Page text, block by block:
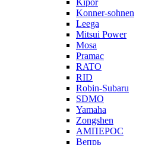
Kipor
Konner-sohnen
Leega
Mitsui Power
Mosa
Pramac
RATO
RID
Robin-Subaru
SDMO
Yamaha
Zongshen
АМПЕРОС
Вепрь